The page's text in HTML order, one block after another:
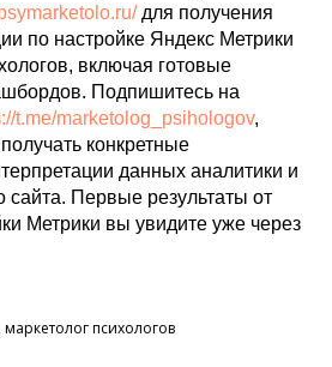
для получения
по настройке Яндекс Метрики
включая готовые
Подпишитесь на
t.me/marketolog_psihologov,
конкретные
данных аналитики и
сайта. Первые результаты от
Метрики вы увидите уже через
психологов